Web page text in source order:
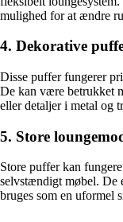
mulighed for at ændre
4. Dekorative
Disse puffer fungerer
De kan være betrukket
eller detaljer i metal og
5. Store
Store puffer kan
selvstændigt møbel. De
bruges som en uformel